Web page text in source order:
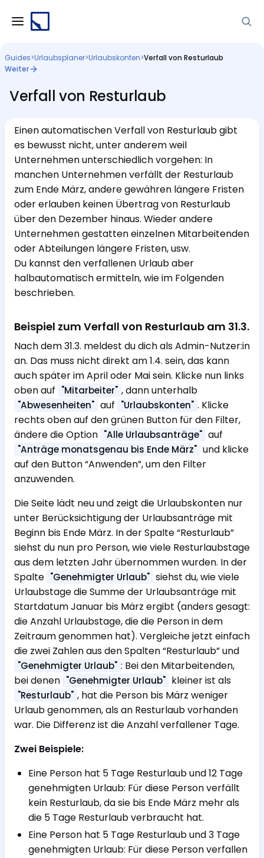
Guides>Urlaubsplaner>Urlaubskonten>Verfall von Resturlaub
Weiter
Verfall von Resturlaub
Einen automatischen Verfall von Resturlaub gibt
es bewusst nicht, unter anderem weil
Unternehmen unterschiedlich vorgehen: In
manchen Unternehmen verfällt der Resturlaub
zum Ende März, andere gewähren längere Fristen
oder erlauben keinen Übertrag von Resturlaub
über den Dezember hinaus. Wieder andere
Unternehmen gestatten einzelnen Mitarbeitenden
oder Abteilungen längere Fristen, usw.
Du kannst den verfallenen Urlaub aber
halbautomatisch ermitteln, wie im Folgenden
beschrieben.
Beispiel zum Verfall von Resturlaub am 31.3.
Nach dem 31.3. meldest du dich als Admin-Nutzer:in
an. Das muss nicht direkt am 1.4. sein, das kann
auch später im April oder Mai sein. Klicke nun links
oben auf "Mitarbeiter" , dann unterhalb
"Abwesenheiten" auf "Urlaubskonten" . Klicke
rechts oben auf den grünen Button für den Filter,
ändere die Option "Alle Urlaubsanträge" auf
"Anträge monatsgenau bis Ende März" und klicke
auf den Button “Anwenden”, um den Filter
anzuwenden.
Die Seite lädt neu und zeigt die Urlaubskonten nur
unter Berücksichtigung der Urlaubsanträge mit
Beginn bis Ende März. In der Spalte “Resturlaub”
siehst du nun pro Person, wie viele Resturlaubstage
aus dem letzten Jahr übernommen wurden. In der
Spalte "Genehmigter Urlaub" siehst du, wie viele
Urlaubstage die Summe der Urlaubsanträge mit
Startdatum Januar bis März ergibt (anders gesagt:
die Anzahl Urlaubstage, die die Person in dem
Zeitraum genommen hat). Vergleiche jetzt einfach
die zwei Zahlen aus den Spalten “Resturlaub” und
"Genehmigter Urlaub" : Bei den Mitarbeitenden,
bei denen "Genehmigter Urlaub" kleiner ist als
"Resturlaub" , hat die Person bis März weniger
Urlaub genommen, als an Resturlaub vorhanden
war. Die Differenz ist die Anzahl verfallener Tage.
Zwei Beispiele:
Eine Person hat 5 Tage Resturlaub und 12 Tage
genehmigten Urlaub: Für diese Person verfällt
kein Resturlaub, da sie bis Ende März mehr als
die 5 Tage Resturlaub verbraucht hat.
Eine Person hat 5 Tage Resturlaub und 3 Tage
genehmigten Urlaub: Für diese Person verfallen